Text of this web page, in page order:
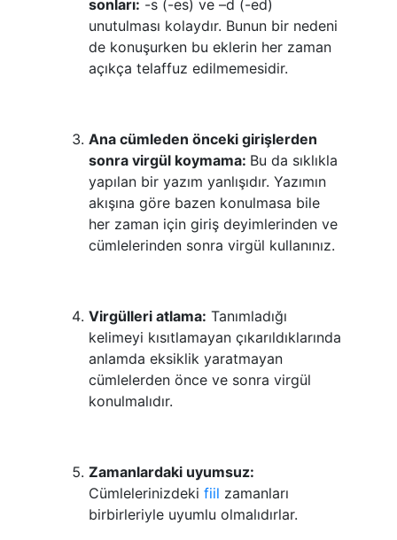
sonları: -s (-es) ve –d (-ed)
unutulması kolaydır. Bunun bir nedeni
de konuşurken bu eklerin her zaman
açıkça telaffuz edilmemesidir.
Ana cümleden önceki girişlerden
sonra virgül koymama: Bu da sıklıkla
yapılan bir yazım yanlışıdır. Yazımın
akışına göre bazen konulmasa bile
her zaman için giriş deyimlerinden ve
cümlelerinden sonra virgül kullanınız.
Virgülleri atlama: Tanımladığı
kelimeyi kısıtlamayan çıkarıldıklarında
anlamda eksiklik yaratmayan
cümlelerden önce ve sonra virgül
konulmalıdır.
Zamanlardaki uyumsuz:
Cümlelerinizdeki fiil zamanları
birbirleriyle uyumlu olmalıdırlar.